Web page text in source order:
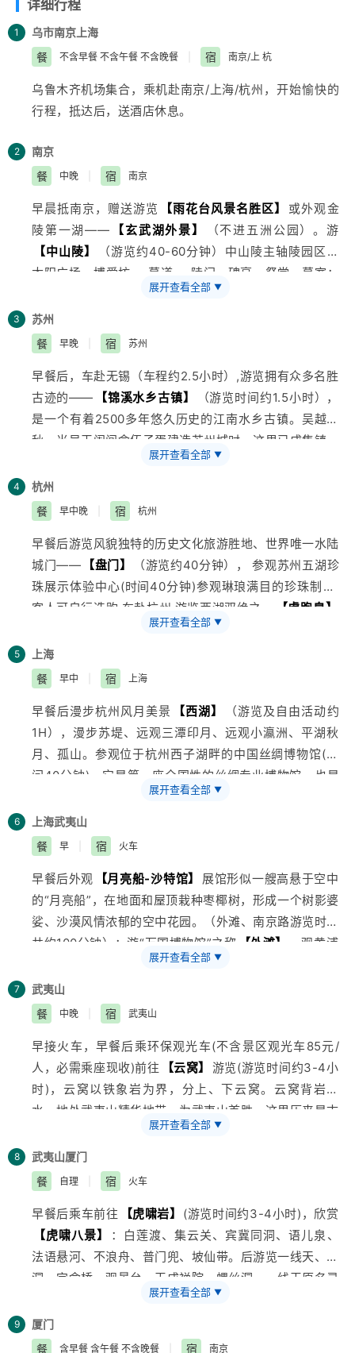
详细行程
1 乌市南京 上海
餐
不含早餐 不含午餐 不含晚餐 宿 南京/上 杭
乌鲁木齐机场集合，乘机赴南京/ 上海/杭州，开始愉快的
行程，抵达后，送酒店休息。
2
南京
餐
中晚 宿 南京
早晨抵南京，赠送游览 【雨花台风景名胜区】
或外观金
陵第一湖——
【玄武湖外景】
（不进五洲公园）。游
【中山陵】
（游览约40-60分钟）中山陵主轴陵园区：
太阳广场—博爱坊---墓道---陵门—碑亭—祭堂—墓室；
车游明故宫遗址，世界第一城墙—
子庙】
吃），观秦淮风光、文德桥、乌衣巷。
展开查看全部 ▼
3
苏州
餐
早晚 宿 苏州
早餐后，车赴无锡（车程约2.5小时）,游览拥有众多名胜
古迹的——
【锦溪水乡古镇】
（游览时间约1.5小时），
是一个有着2500多年悠久历史的江南水乡古镇。吴越春
秋，当吴王阖闾命伍子胥建造苏州城时，这里已成集镇，
初显兴盛。它依然保持着淳朴的江南水乡风貌，若隐若现
的陈妃水冢，风铃悦耳的文昌古阁，蛟龙卧波的十眼长
桥，使淀山湖畔的这颗明珠更加璀璨夺目。车赴苏州，游
览苏州代表园林--
餐后入住宾馆。
展开查看全部 ▼
4
杭州
餐
早中晚 宿 杭州
早餐后游览风貌独特的历史文化旅游胜地、世界唯一水陆
城门——
【盘门】
（游览约40分钟）， 参观苏州五湖珍
珠展示体验中心(时间40分钟)参观琳琅满目的珍珠制品,
客人可自行选购.车赴杭州,游览西湖双绝之一
【虎跑泉】
（约50分钟），观济公塔院、罗汉堂、“梦虎”和济公传
说浮雕；参观西湖边大片的茶场,在杭州特产店--[问茶楼]
(时间30分钟-40分钟)赠送免费品尝龙井茶.结束行程,入
住宾馆
展开查看全部 ▼
5
上海
餐
早中 宿 上海
早餐后漫步杭州风月美景 【西湖】
（游览及自由活动约
1H），漫步苏堤、远观三潭印月、远观小瀛洲、平湖秋
月、孤山。参观位于杭州西子湖畔的中国丝绸博物馆(时
间40分钟)，它是第一座全国性的丝绸专业博物馆，也是
世界上最大的丝绸博物馆。车赴绍兴，体验中国桥梁之乡
的古朴和优雅，车赴
新区】
【陆家嘴金融贸易中心】
【东方明珠】
入住宾馆
展开查看全部 ▼
6 上海武夷山
餐
早 宿 火车
早餐后外观 【月亮船-沙特馆】
展馆形似一艘高悬于空中
的“月亮船”，在地面和屋顶栽种枣椰树，形成一个树影婆
娑、沙漠风情浓郁的空中花园。（外滩、南京路游览时间
共约100分钟）：游“万国博物馆”之称
【外滩】
、观黄浦
人民英雄纪念塔、黄浦江、陈毅塑像、万国建
筑博览群等。中华第一商业街——
旅游 车赴浦东新区，途径南浦大桥或杨浦大桥，在车上可
观赏到东方明珠外景、金茂大厦外景、环球金融中心外
景、陆家嘴金融区、APCE会议场址外景等。自由活动后
自行返回酒店休息。下午根据火车时间前往武夷山。
展开查看全部 ▼
7
武夷山
餐
中晚 宿 武夷山
早接火车，早餐后乘环保观光车(不含景区观光车85元/
人，必需乘座现收)前往
【云窝】
游览(游览时间约3-4小
时)，云窝以铁象岩为界，分上、下云窝。云窝背岩临
水，地处武夷山精华地带，为武夷山首胜，这里历来是古
代文人墨客、名宦隐潜居养心之所，此处因常有云窝飘渺
而得名，是古代道人方士隐居潜读的地方。团友经茶洞，
看五月第一壁—— 【晒布岩】
地【天游峰】，此处三方环水，登其颠观云海，犹如天
上游，九曲全景尽收眼底.
展开查看全部 ▼
8 武夷山厦门
餐
自理 宿 火车
早餐后乘车前往 【虎啸岩】
(游览时间约3-4小时)，欣赏
【虎啸八景】
：白莲渡、集云关、宾冀同洞、语儿泉、
法语悬河、不浪舟、普门兜、坡仙带。后游览一线天、风
洞、定命桥、观景台、天成禅院、螺丝洞，一线天原名灵
岩，因沿顶有一裂罅（XIA）：就像利斧开一样，相去不
满一尺，长约一百多米，从中漏进天光一线，宛若跨空碧
红,下午自由活动，晚乘火车硬卧赴厦门.
展开查看全部 ▼
9
厦门
餐
含早餐 含午餐 不含晚餐 宿 南京